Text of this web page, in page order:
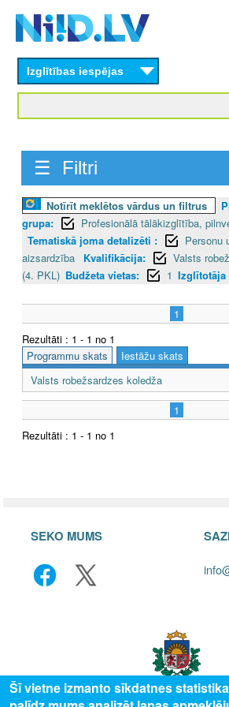
content
Izglītības iespējas
☰ Filtri
Notīrīt meklētos vārdus un filtrus
grupa:
Profesionālā tālākizglītība,
Tematiskā joma detalizēti :
Personu
aizsardzība
Kvalifikācija:
Valsts
(4. PKL) Budžeta vietas: 1 Izglītotāja
1
Rezultāti : 1 - 1 no 1
Programmu skats
Iestāžu skats
Valsts robežsardzes koledža
1
Rezultāti : 1 - 1 no 1
SEKO MUMS
Šī vietne izmanto sīkdatnes